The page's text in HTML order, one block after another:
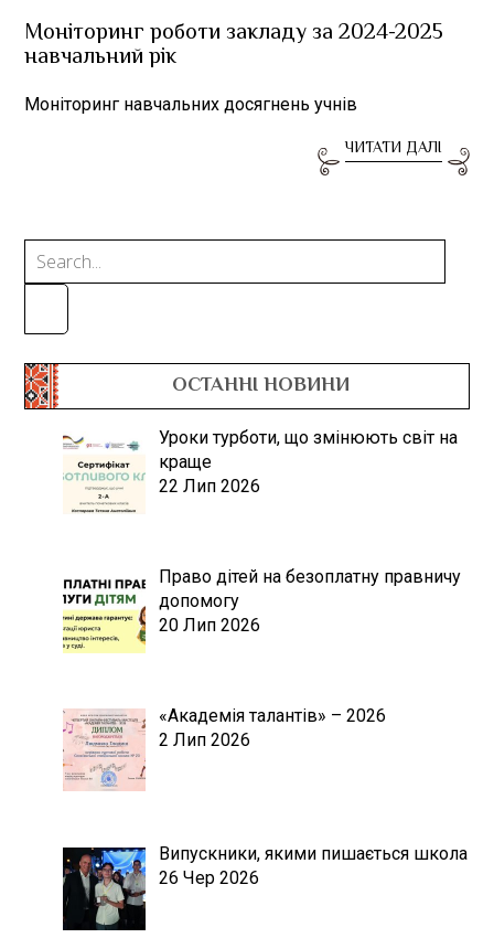
Моніторинг роботи закладу за 2024-2025
навчальний рік
Моніторинг навчальних досягнень учнів
ЧИТАТИ ДАЛІ
ОСТАННІ НОВИНИ
Уроки турботи, що змінюють світ на
краще
22 Лип 2026
Право дітей на безоплатну правничу
допомогу
20 Лип 2026
«Академія талантів» – 2026
2 Лип 2026
Випускники, якими пишається школа
26 Чер 2026